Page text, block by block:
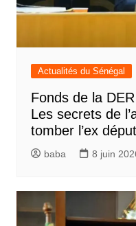
Actualités du Sénégal
Fonds de la
Les secrets de
tomber l’ex
baba 8 juin